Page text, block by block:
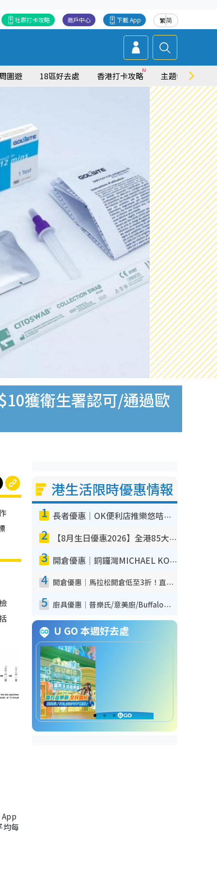
繁简
下載 App
商戶中心
社群打卡攻略
圍遊 18區好去處 香港打卡攻略 主題特集
獲衛生署認可/通過歐
均每
港生活限時優惠情報
1 長者優惠｜OK便利店推樂悠咭優惠！買麵包/牛奶/保健品拍卡即減
2 【8月生日優惠2026】全港85大食買玩著數攻略 自助餐/火鍋放題同行免費＋誠品/DONKI送現金券
3 開倉優惠｜銅鑼灣MICHAEL KORS開倉低至17折！直擊$500起買手袋/銀包/鞋款 必買經典Jet Set系列
4 開倉優惠｜馬拉松開倉低至3折！直擊$99起買adidas／New Balance／Puma鞋款 STANLEY保溫杯劈價至$119起
5 廚具優惠｜普樂氏/意美廚/Buffalo廚具低至3折！$89起買煎鍋／炒鑊／個人鍋 同場小家電激減至$99起
U GO 本週好去處